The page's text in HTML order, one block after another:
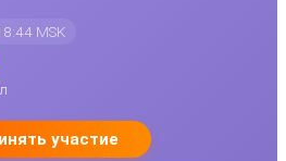
MSK
участие